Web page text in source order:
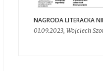
NAGRODA LITERACKA
01.09.2023, Wojciech